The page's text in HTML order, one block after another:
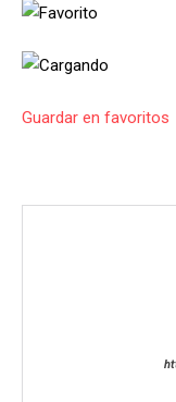
Guardar en favoritos